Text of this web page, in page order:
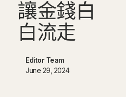
讓金錢白
白流走
Editor Team
June 29, 2024